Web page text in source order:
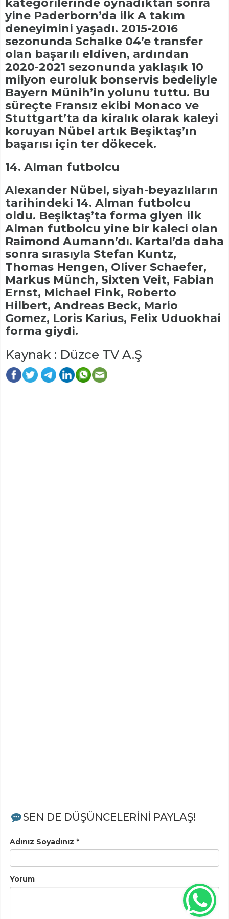
kategorilerinde oynadıktan sonra
yine Paderborn’da ilk A takım
deneyimini yaşadı. 2015-2016
sezonunda Schalke 04’e transfer
olan başarılı eldiven, ardından
2020-2021 sezonunda yaklaşık 10
milyon euroluk bonservis bedeliyle
Bayern Münih’in yolunu tuttu. Bu
süreçte Fransız ekibi Monaco ve
Stuttgart’ta da kiralık olarak kaleyi
koruyan Nübel artık Beşiktaş’ın
başarısı için ter dökecek.
14. Alman futbolcu
Alexander Nübel, siyah-beyazlıların
tarihindeki 14. Alman futbolcu
oldu. Beşiktaş’ta forma giyen ilk
Alman futbolcu yine bir kaleci olan
Raimond Aumann’dı. Kartal’da daha
sonra sırasıyla Stefan Kuntz,
Thomas Hengen, Oliver Schaefer,
Markus Münch, Sixten Veit, Fabian
Ernst, Michael Fink, Roberto
Hilbert, Andreas Beck, Mario
Gomez, Loris Karius, Felix Uduokhai
forma giydi.
Kaynak : Düzce TV A.Ş
SEN DE DÜŞÜNCELERİNİ PAYLAŞ!
Adınız Soyadınız *
Yorum